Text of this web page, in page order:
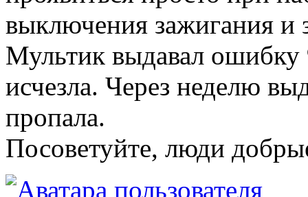
выключения зажигания и
Мультик выдавал ошибку
исчезла. Через неделю
пропала.
Посоветуйте, люди